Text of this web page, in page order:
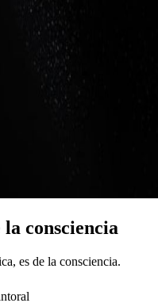
consciencia
es de la consciencia.